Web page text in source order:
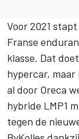
Voor 2021
Franse
klasse. Dat
hypercar, maar
al door Oreca
hybride LMP1
tegen de